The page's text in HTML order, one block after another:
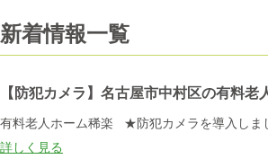
新着情報一覧
【防犯カメラ】名古屋市中村区の有料
有料老人ホーム稀楽 ★防犯カメラを導入しま
詳しく見る